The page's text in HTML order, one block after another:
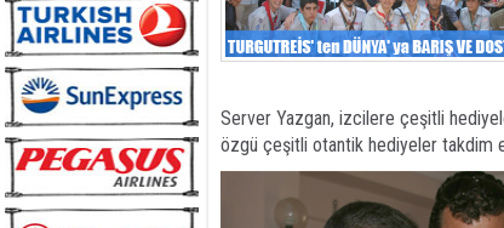
Server Yazgan, izcilere çeşitli
özgü çeşitli otantik hediyeler takdim